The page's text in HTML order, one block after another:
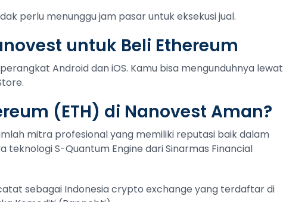
perlu menunggu jam pasar untuk eksekusi jual.
untuk Beli Ethereum
Android dan iOS. Kamu bisa mengunduhnya lewat
(ETH) di Nanovest Aman?
mitra profesional yang memiliki reputasi baik dalam
teknologi S-Quantum Engine dari Sinarmas Financial
sebagai Indonesia crypto exchange yang terdaftar di